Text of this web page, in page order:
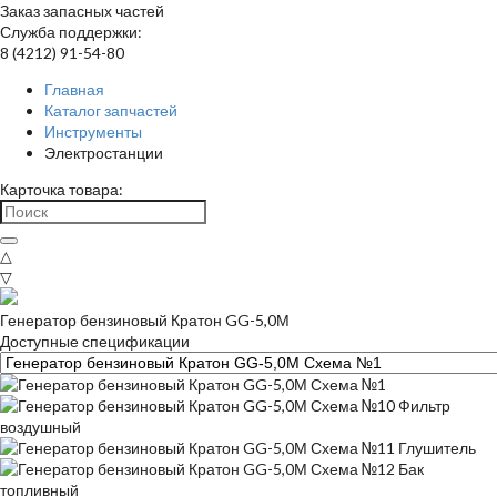
Заказ запасных частей
Служба поддержки:
8 (4212) 91-54-80
Главная
Каталог запчастей
Инструменты
Электростанции
Карточка товара:
△
▽
Генератор бензиновый Кратон GG-5,0М
Доступные спецификации